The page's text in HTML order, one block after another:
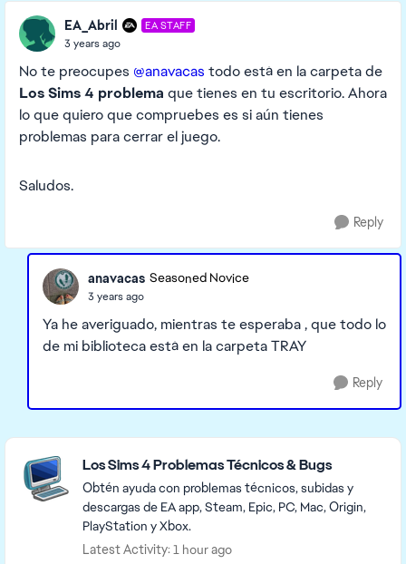
EA_Abril EA STAFF
3 years ago
No te preocupes @anavacas todo está en la carpeta de
Los Sims 4 problema que tienes en tu escritorio. Ahora
lo que quiero que compruebes es si aún tienes
problemas para cerrar el juego.
Saludos.
Reply
anavacas Seasoned Novice
3 years ago
Ya he averiguado, mientras te esperaba , que todo lo
de mi biblioteca está en la carpeta TRAY
Reply
Featured Places
Los Sims 4 Problemas Técnicos & Bugs
Obtén ayuda con problemas técnicos, subidas y
descargas de EA app, Steam, Epic, PC, Mac, Origin,
PlayStation y Xbox.
Latest Activity: 1 hour ago